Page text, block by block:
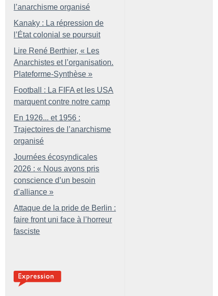
l’anarchisme organisé
Kanaky : La répression de
l’État colonial se poursuit
Lire René Berthier, « Les
Anarchistes et l’organisation.
Plateforme-Synthèse »
Football : La FIFA et les USA
marquent contre notre camp
En 1926... et 1956 :
Trajectoires de l’anarchisme
organisé
Journées écosyndicales
2026 : « Nous avons pris
conscience d’un besoin
d’alliance »
Attaque de la pride de Berlin :
faire front uni face à l’horreur
fasciste